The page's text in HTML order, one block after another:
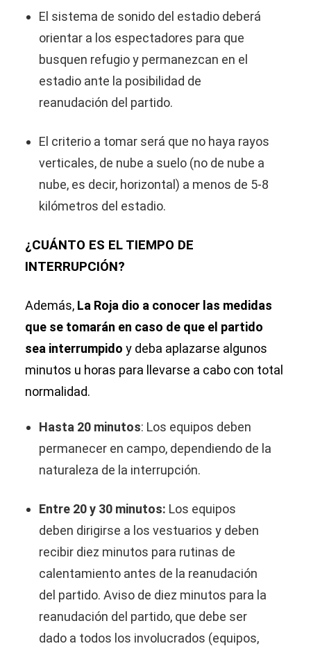
El sistema de sonido del estadio deberá
orientar a los espectadores para que
busquen refugio y permanezcan en el
estadio ante la posibilidad de
reanudación del partido.
El criterio a tomar será que no haya rayos
verticales, de nube a suelo (no de nube a
nube, es decir, horizontal) a menos de 5-8
kilómetros del estadio.
¿CUÁNTO ES EL TIEMPO DE
INTERRUPCIÓN?
Además, La Roja dio a conocer las medidas
que se tomarán en caso de que el partido
sea interrumpido y deba aplazarse algunos
minutos u horas para llevarse a cabo con total
normalidad.
Hasta 20 minutos: Los equipos deben
permanecer en campo, dependiendo de la
naturaleza de la interrupción.
Entre 20 y 30 minutos: Los equipos
deben dirigirse a los vestuarios y deben
recibir diez minutos para rutinas de
calentamiento antes de la reanudación
del partido. Aviso de diez minutos para la
reanudación del partido, que debe ser
dado a todos los involucrados (equipos,